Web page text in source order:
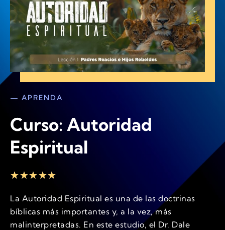
— APRENDA
Curso: Autoridad
Espiritual
★★★★★
La Autoridad Espiritual es una de las doctrinas
bíblicas más importantes y, a la vez, más
malinterpretadas. En este estudio, el Dr. Dale